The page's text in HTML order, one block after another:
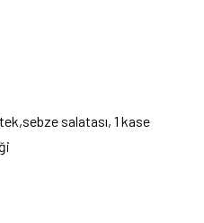
salatası, 1 kase